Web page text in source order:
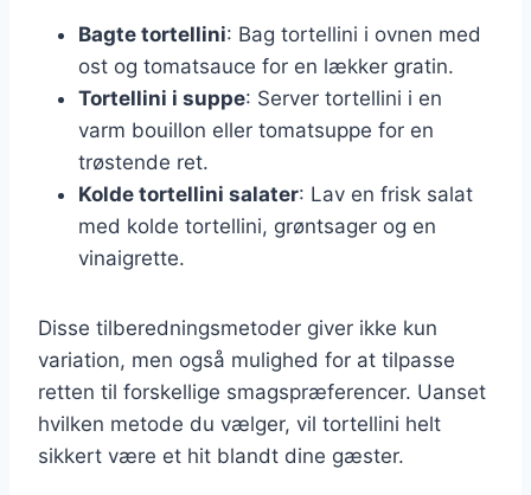
Bagte tortellini: Bag tortellini i ovnen med
ost og tomatsauce for en lækker gratin.
Tortellini i suppe: Server tortellini i en
varm bouillon eller tomatsuppe for en
trøstende ret.
Kolde tortellini salater: Lav en frisk salat
med kolde tortellini, grøntsager og en
vinaigrette.
Disse tilberedningsmetoder giver ikke kun
variation, men også mulighed for at tilpasse
retten til forskellige smagspræferencer. Uanset
hvilken metode du vælger, vil tortellini helt
sikkert være et hit blandt dine gæster.